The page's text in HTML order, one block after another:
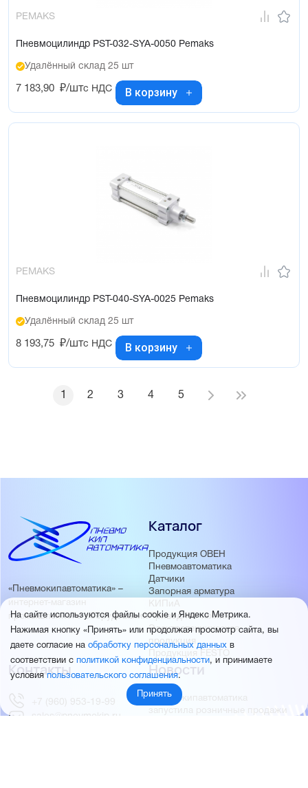
PEMAKS
Пневмоцилиндр PST-032-SYA-0050 Pemaks
Удалённый склад 25 шт
7 183,90 ₽/штс НДС В корзину
PEMAKS
Пневмоцилиндр PST-040-SYA-0025 Pemaks
Удалённый склад 25 шт
8 193,75 ₽/штс НДС В корзину
1 2 3 4 5
«Пневмокипавтоматика» –
интернет-магазин
промышленного оборудования
Каталог
Продукция ОВЕН
Пневмоавтоматика
Датчики
Запорная арматура
КИПиА
Приводная техника
Электротехническая
продукция
Продукция FESTO
Новости
Пневмокипавтоматика
запустила розничные продажи
Контакты
+7 (960) 953-19-99
sales@pnevmokip.ru
На сайте используются файлы cookie и Яндекс Метрика.
Нажимая кнопку «Принять» или продолжая просмотр сайта, вы
даете согласие на обработку персональных данных в
соответствии с политикой конфиденциальности, и принимаете
условияпользовательского соглашения.
Принять